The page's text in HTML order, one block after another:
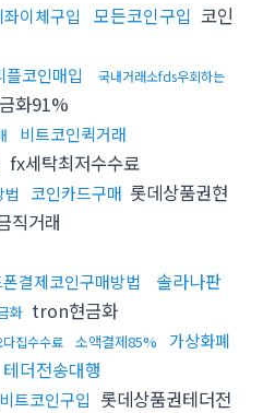
이체구입 모든코인구입 코인
플코인매입
국내거래소fds우회하는
화91%
비트코인퀵거래
fx세탁최저수수료
법 코인카드구매 롯데상품권현
직거래
결제코인구매방법
솔라나판
화 tron현금화
다집수수료 소액결제85%
가상화폐
테더전송대행
트코인구입 롯데상품권테더전